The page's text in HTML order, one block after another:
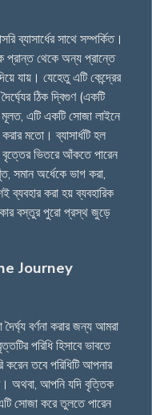
ব্যাসার্ধের সাথে সম্পর্কিত।
প্রান্ত থেকে অন্য প্রান্তে
যায়। যেহেতু এটি কেন্দ্রের
ঠিক দ্বিগুণ (একটি
এটি একটি সোজা লাইনে
মতো। ব্যাসার্ধটি হল
বৃত্তের ভিতরে আঁকতে পারেন
সমান অর্ধেকে ভাগ করা,
ব্যবহার করা হয় ব্যবহারিক
বস্তুর পুরো প্রস্থ জুড়ে
Journey
বর্ণনা করার জন্য আমরা
পরিধি হিসাবে ভাবতে
তবে পরিধিটি আপনার
অথবা, আপনি যদি বৃত্তিক
সোজা করে তুলতে পারেন